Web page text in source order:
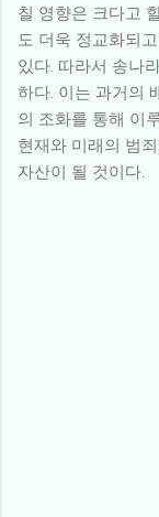
칠 영향은 크다고
도 더욱 정교화되
있다. 따라서 송나
하다. 이는 과거의
의 조화를 통해 이
현재와 미래의 범
자산이 될 것이다.